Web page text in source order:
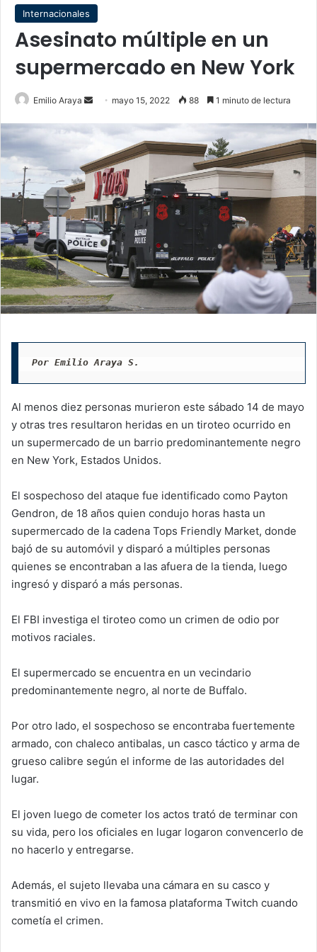
Internacionales
Asesinato múltiple en un
supermercado en New York
Emilio Araya
Send
email
mayo 15, 2022 88 1 minuto de lectura
Por Emilio Araya S.
Al menos diez personas murieron este sábado 14 de mayo
y otras tres resultaron heridas en un tiroteo ocurrido en
un supermercado de un barrio predominantemente negro
en New York, Estados Unidos.
El sospechoso del ataque fue identificado como Payton
Gendron, de 18 años quien condujo horas hasta un
supermercado de la cadena Tops Friendly Market, donde
bajó de su automóvil y disparó a múltiples personas
quienes se encontraban a las afuera de la tienda, luego
ingresó y disparó a más personas.
El FBI investiga el tiroteo como un crimen de odio por
motivos raciales.
El supermercado se encuentra en un vecindario
predominantemente negro, al norte de Buffalo.
Por otro lado, el sospechoso se encontraba fuertemente
armado, con chaleco antibalas, un casco táctico y arma de
grueso calibre según el informe de las autoridades del
lugar.
El joven luego de cometer los actos trató de terminar con
su vida, pero los oficiales en lugar logaron convencerlo de
no hacerlo y entregarse.
Además, el sujeto llevaba una cámara en su casco y
transmitió en vivo en la famosa plataforma Twitch cuando
cometía el crimen.